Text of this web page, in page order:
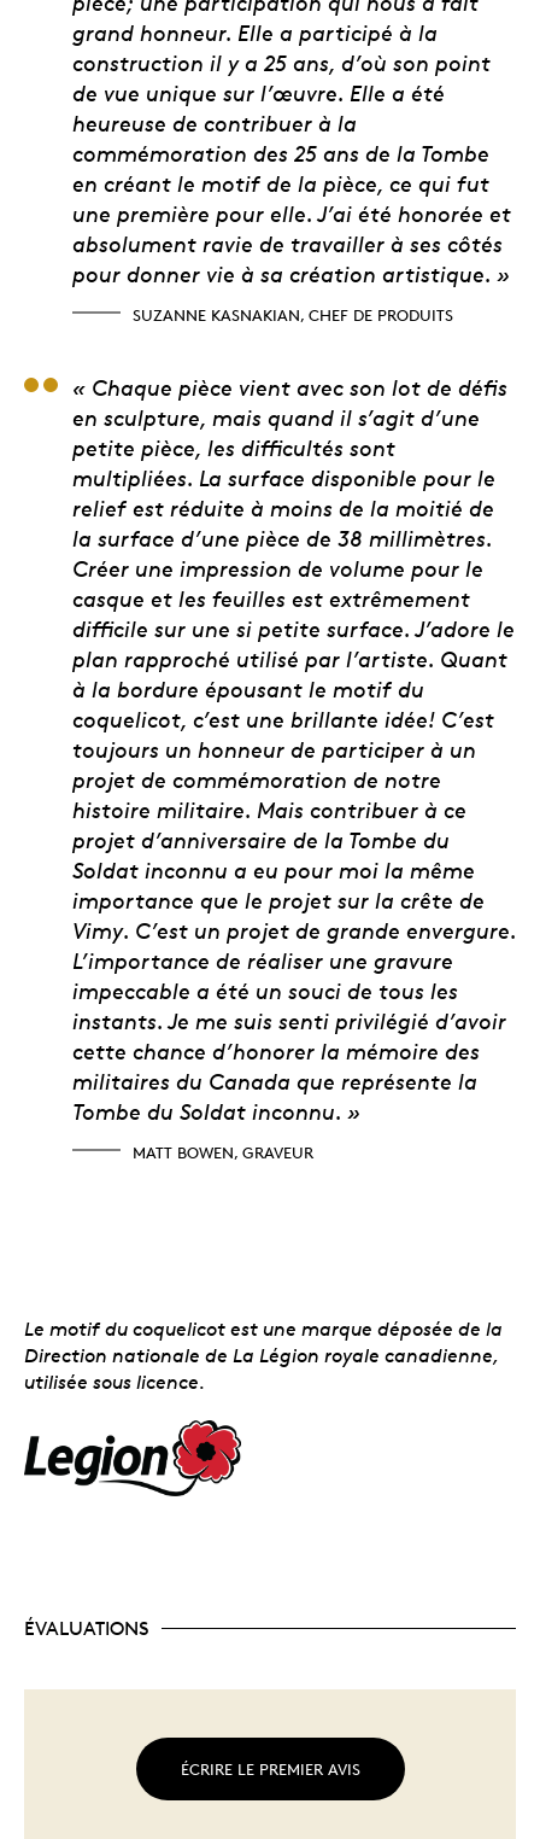
grand honneur. Elle a participé à la
construction il y a 25 ans, d’où son point
de vue unique sur l’œuvre. Elle a été
heureuse de contribuer à la
commémoration des 25 ans de la Tombe
en créant le motif de la pièce, ce qui fut
une première pour elle. J’ai été honorée et
absolument ravie de travailler à ses côtés
pour donner vie à sa création artistique. »
SUZANNE KASNAKIAN, CHEF DE PRODUITS
Matt Bowen, graveur
« Chaque pièce vient avec son lot de défis
en sculpture, mais quand il s’agit d’une
petite pièce, les difficultés sont
multipliées. La surface disponible pour le
relief est réduite à moins de la moitié de
la surface d’une pièce de 38 millimètres.
Créer une impression de volume pour le
casque et les feuilles est extrêmement
difficile sur une si petite surface. J’adore le
plan rapproché utilisé par l’artiste. Quant
à la bordure épousant le motif du
coquelicot, c’est une brillante idée! C’est
toujours un honneur de participer à un
projet de commémoration de notre
histoire militaire. Mais contribuer à ce
projet d’anniversaire de la Tombe du
Soldat inconnu a eu pour moi la même
importance que le projet sur la crête de
Vimy. C’est un projet de grande envergure.
L’importance de réaliser une gravure
impeccable a été un souci de tous les
instants. Je me suis senti privilégié d’avoir
cette chance d’honorer la mémoire des
militaires du Canada que représente la
Tombe du Soldat inconnu. »
MATT BOWEN, GRAVEUR
Le motif du coquelicot est une marque déposée de la
Direction nationale de La Légion royale canadienne,
utilisée sous licence.
ÉVALUATIONS
ÉCRIRE LE PREMIER AVIS